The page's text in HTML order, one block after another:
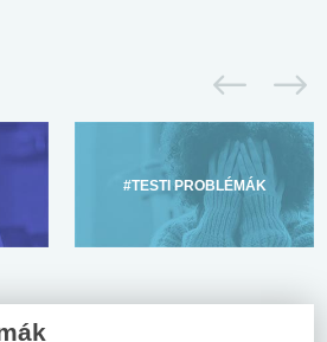
#TESTI PROBLÉMÁK